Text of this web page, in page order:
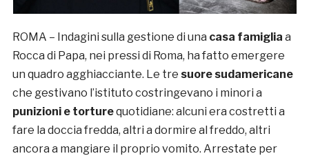
ROMA – Indagini sulla gestione di una casa famiglia a
Rocca di Papa, nei pressi di Roma, ha fatto emergere
un quadro agghiacciante. Le tre suore sudamericane
che gestivano l’istituto costringevano i minori a
punizioni e torturequotidiane: alcuni era costretti a
fare la doccia fredda, altri a dormire al freddo, altri
ancora a mangiare il proprio vomito. Arrestate per